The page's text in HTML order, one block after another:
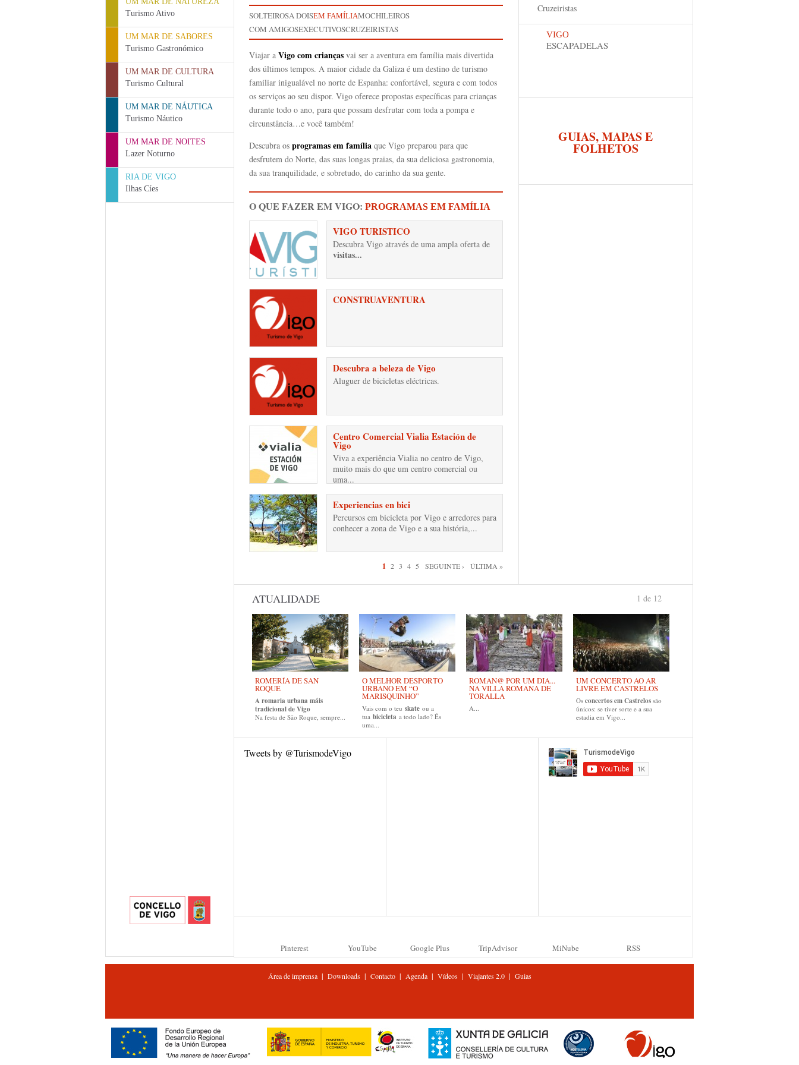
Turismo Ativo
UM MAR DE SABORES
Turismo Gastronómico
UM MAR DE CULTURA
Turismo Cultural
UM MAR DE NÁUTICA
Turismo Náutico
UM MAR DE NOITES
Lazer Noturno
RIA DE VIGO
Ilhas Cíes
SOLTEIROSA DOISEM FAMÍLIAMOCHILEIROS
COM AMIGOSEXECUTIVOSCRUZEIRISTAS
Viajar a Vigo com crianças vai ser a aventura em família mais divertida
dos últimos tempos. A maior cidade da Galiza é um destino de turismo
familiar inigualável no norte de Espanha: confortável, segura e com todos
os serviços ao seu dispor. Vigo oferece propostas específicas para crianças
durante todo o ano, para que possam desfrutar com toda a pompa e
circunstância…e você também!
Descubra os programas em família que Vigo preparou para que
desfrutem do Norte, das suas longas praias, da sua deliciosa gastronomia,
da sua tranquilidade, e sobretudo, do carinho da sua gente.
O QUE FAZER EM VIGO: PROGRAMAS EM FAMÍLIA
VIGO TURISTICO
Descubra Vigo através de uma ampla oferta de
visitas...
CONSTRUAVENTURA
Descubra a beleza de Vigo
Aluguer de bicicletas eléctricas.
Centro Comercial Vialia Estación de
Vigo
Viva a experiência Vialia no centro de Vigo,
muito mais do que um centro comercial ou
uma...
Experiencias en bici
Percursos em bicicleta por Vigo e arredores para
conhecer a zona de Vigo e a sua história,...
1 2 3 4 5 SEGUINTE › ÚLTIMA »
Cruzeiristas
VIGO
ESCAPADELAS
GUIAS, MAPAS E
FOLHETOS
ATUALIDADE
ROMERÍA DE SAN
ROQUE
A romaria urbana máis
tradicional de Vigo
Na festa de São Roque, sempre...
O MELHOR DESPORTO
URBANO EM “O
MARISQUINHO”
Vais com o teu skate ou a
tua bicicleta a todo lado? És
uma...
ROMAN@ POR UM DIA...
NA VILLA ROMANA DE
TORALLA
A...
UM CONCERTO AO AR
LIVRE EM CASTRELOS
Os concertos em Castrelos são
únicos: se tiver sorte e a sua
estadia em Vigo...
1 de 12
Tweets by @TurismodeVigo
Pinterest YouTube Google Plus TripAdvisor MiNube RSS
Área de imprensa| Downloads| Contacto| Agenda| Vídeos| Viajantes 2.0| Guias